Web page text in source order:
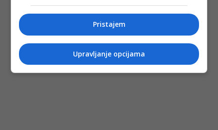
Pristajem
Upravljanje opcijama